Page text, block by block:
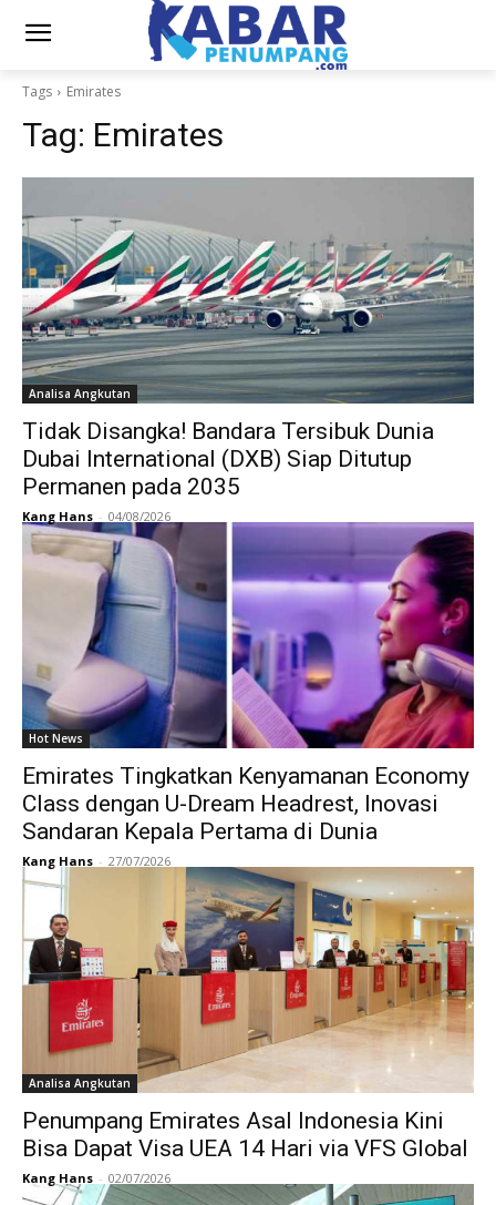
Tags Emirates
Tag: Emirates
Analisa Angkutan
Tidak Disangka! Bandara Tersibuk Dunia
Dubai International (DXB) Siap Ditutup
Permanen pada 2035
Kang Hans - 04/08/2026
Hot News
Emirates Tingkatkan Kenyamanan Economy
Class dengan U-Dream Headrest, Inovasi
Sandaran Kepala Pertama di Dunia
Kang Hans - 27/07/2026
Analisa Angkutan
Penumpang Emirates Asal Indonesia Kini
Bisa Dapat Visa UEA 14 Hari via VFS Global
Kang Hans - 02/07/2026